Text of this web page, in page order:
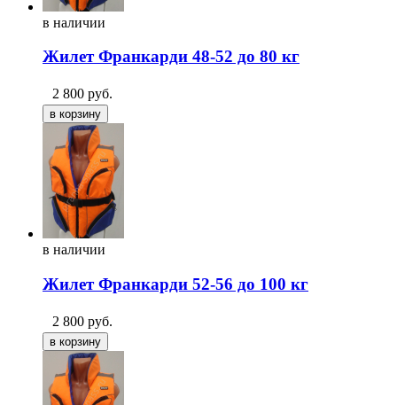
в наличии
Жилет Франкарди 48-52 до 80 кг
2 800 руб.
в наличии
Жилет Франкарди 52-56 до 100 кг
2 800 руб.